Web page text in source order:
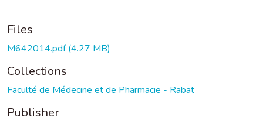
Files
M642014.pdf(4.27 MB)
Collections
Faculté de Médecine et de Pharmacie - Rabat
Publisher